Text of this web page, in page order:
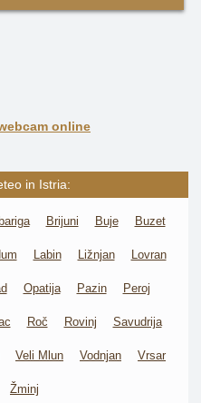
online
in Istria:
Brijuni Buje Buzet
Labin Ližnjan Lovran
Opatija Pazin Peroj
Roč Rovinj Savudrija
Veli Mlun Vodnjan Vrsar
Žminj